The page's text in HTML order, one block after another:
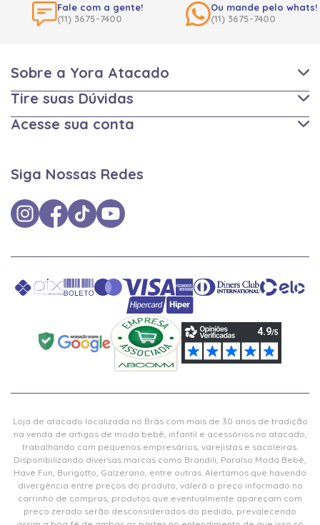
Fale com a gente!
(11) 3675-7400
Ou mande pelo whats!
(11) 3675-7400
Sobre a Yora Atacado
Tire suas Dúvidas
Acesse sua conta
Siga Nossas Redes
Loja de atacado localizada no Brás com mais de 30 anos de tradição
na venda de artigos de moda bebê, infantil e acessórios no atacado,
trabalhando com pequenos empresários, varejistas e sacoleiras.
Disponibilizando diversas marcas como Brandili, Paraíso Moda Bebê,
Have Fun, Burigotto, Galzerano, entre outras. Alertamos que havendo
divergência entre preços do produto, valerá o preço informado no
carrinho de compras, produtos que eventualmente apareçam com
preço zerado serão desconsiderados do pedido, prevalecendo